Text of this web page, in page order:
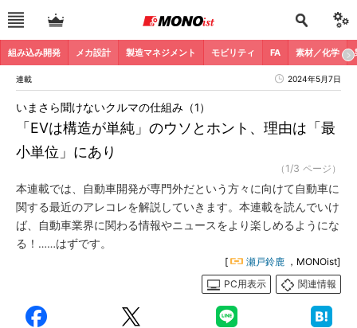
組み込み開発 メカ設計 製造マネジメント モビリティ FA 素材／化学
連載 2024年5月7日
「EVは構造が単純」のウソとホント、理由は「最
小単位」にあり
いまさら聞けないクルマの仕組み（1）
（1/3 ページ）
本連載では、自動車開発が専門外だという方々に向けて自動車に
関する最近のアレコレを解説していきます。本連載を読んでいけ
ば、自動車業界に関わる情報やニュースをより楽しめるようにな
る！……はずです。
[ 瀬戸鈴鹿 ，MONOist]
PC用表示
関連情報